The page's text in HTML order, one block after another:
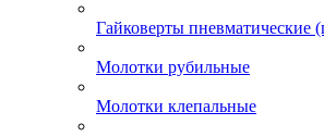
Гайковерты пневматические
Молотки рубильные
Молотки клепальные